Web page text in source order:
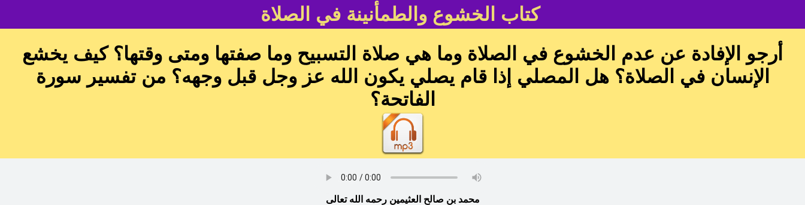
كتاب الخشوع والطمأنينة في الصلاة
أرجو الإفادة عن عدم الخشوع في الصلاة وما هي صلاة التسبيح وما صفتها ومتى وقتها؟ كيف يخشع
الإنسان في الصلاة؟ هل المصلي إذا قام يصلي يكون الله عز وجل قبل وجهه؟ من تفسير سورة
الفاتحة؟
محمد بن صالح العثيمين رحمه الله تعالى